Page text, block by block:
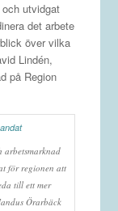
utvidgat
det arbete
över vilka
Lindén,
på Region
arbetsmarknad
för regionen att
till ett mer
Örarbäck